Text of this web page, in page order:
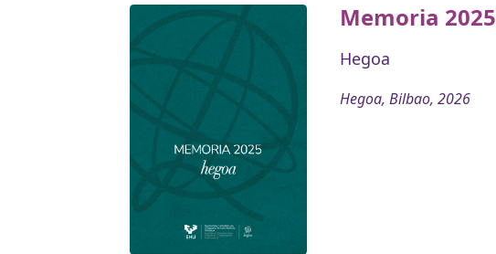
Memoria 2025
Hegoa
Hegoa, Bilbao, 2026